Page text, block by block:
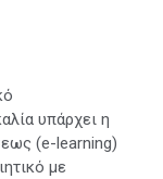
υπάρχει η
(e-learning)
με